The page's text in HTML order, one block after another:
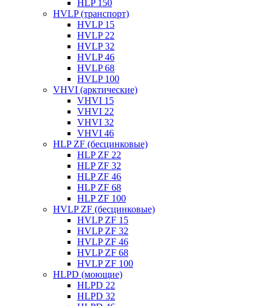
HLP 150
HVLP (транспорт)
HVLP 15
HVLP 22
HVLP 32
HVLP 46
HVLP 68
HVLP 100
VHVI (арктические)
VHVI 15
VHVI 22
VHVI 32
VHVI 46
HLP ZF (бесцинковые)
HLP ZF 22
HLP ZF 32
HLP ZF 46
HLP ZF 68
HLP ZF 100
HVLP ZF (бесцинковые)
HVLP ZF 15
HVLP ZF 32
HVLP ZF 46
HVLP ZF 68
HVLP ZF 100
HLPD (моющие)
HLPD 22
HLPD 32